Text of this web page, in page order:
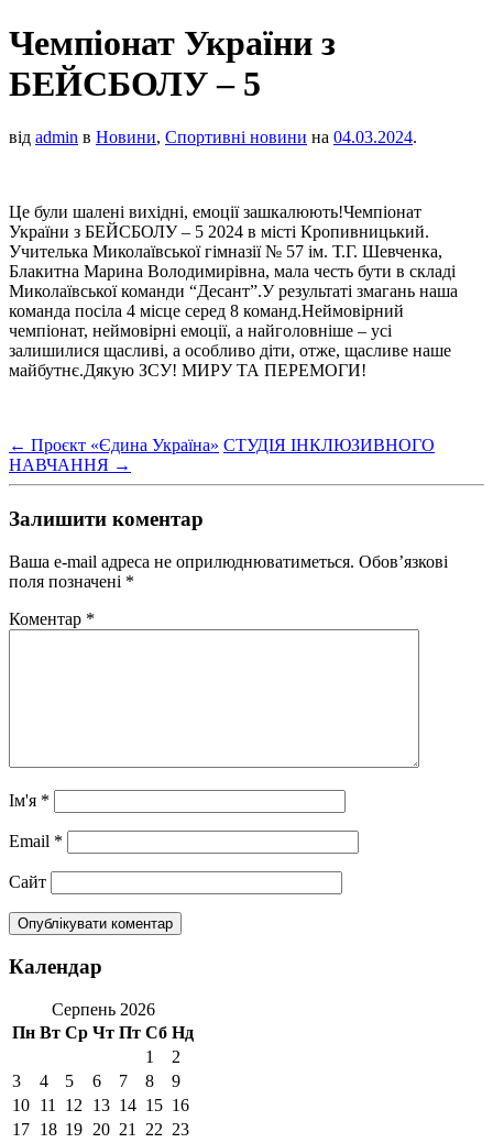
Чемпіонат України з
БЕЙСБОЛУ – 5
від admin в Новини, Спортивні новини на 04.03.2024.
Це були шалені вихідні, емоції зашкалюють!Чемпіонат
України з БЕЙСБОЛУ – 5 2024 в місті Кропивницький.
Учителька Миколаївської гімназії № 57 ім. Т.Г. Шевченка,
Блакитна Марина Володимирівна, мала честь бути в складі
Миколаївської команди “Десант”.У результаті змагань наша
команда посіла 4 місце серед 8 команд.Неймовірний
чемпіонат, неймовірні емоції, а найголовніше – усі
залишилися щасливі, а особливо діти, отже, щасливе наше
майбутнє.Дякую ЗСУ! МИРУ ТА ПЕРЕМОГИ!
← Проєкт «Єдина Україна» СТУДІЯ ІНКЛЮЗИВНОГО
НАВЧАННЯ →
Залишити коментар
Ваша e-mail адреса не оприлюднюватиметься. Обов’язкові
поля позначені *
Коментар *
Ім'я *
Email *
Сайт
Календар
Серпень 2026
Пн Вт Ср Чт Пт Сб Нд
1
2
3
4 5 6 7 8
9
10 11 12 13 14 15 16
17 18 19 20 21 22 23